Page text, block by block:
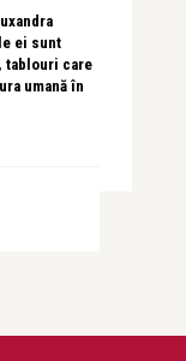
ei sunt
tablouri care
umană în